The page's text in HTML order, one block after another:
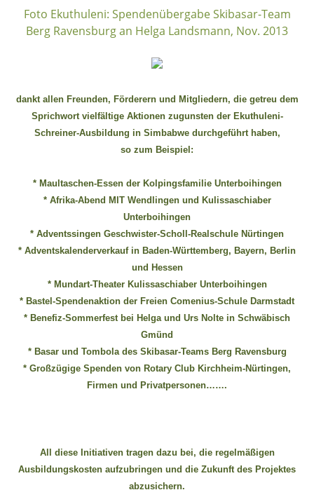
Aktuelles
Rundbriefe
FOTO GALERIE
Wasser für EKU – Teil 2
Arbeitseinsatz_J.Blank 2016
Marktstand Nürtingen 2015
Foto Ekuthuleni: Spendenübergabe Skibasar-Team
Berg Ravensburg an Helga Landsmann, Nov. 2013
dankt allen Freunden, Förderern und Mitgliedern, die getreu dem
Sprichwort vielfältige Aktionen zugunsten der Ekuthuleni-
Schreiner-Ausbildung in Simbabwe durchgeführt haben,
so zum Beispiel:
* Maultaschen-Essen der Kolpingsfamilie Unterboihingen
* Afrika-Abend MIT Wendlingen und Kulissaschiaber
Unterboihingen
* Adventssingen Geschwister-Scholl-Realschule Nürtingen
* Adventskalenderverkauf in Baden-Württemberg, Bayern, Berlin
und Hessen
* Mundart-Theater Kulissaschiaber Unterboihingen
* Bastel-Spendenaktion der Freien Comenius-Schule Darmstadt
* Benefiz-Sommerfest bei Helga und Urs Nolte in Schwäbisch
Gmünd
* Basar und Tombola des Skibasar-Teams Berg Ravensburg
* Großzügige Spenden von Rotary Club Kirchheim-Nürtingen,
Firmen und Privatpersonen…….
All diese Initiativen tragen dazu bei, die regelmäßigen
Ausbildungskosten aufzubringen und die Zukunft des Projektes
abzusichern.